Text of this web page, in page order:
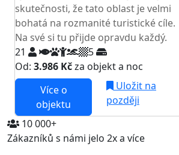
skutečnosti, že tato oblast je velmi
bohatá na rozmanité turistické cíle.
Na své si tu přijde opravdu každý.
21
5
Od: 3.986 Kčza objekt a noc
Více o
objektu
Uložit na
později
10 000+
Zákazníků s námi jelo 2x a více